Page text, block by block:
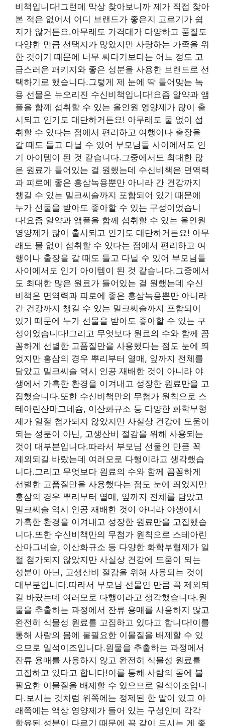
비책입니다!그런데 막상 찾아보니까 제가 직접 찾아
본 적은 없어서 어디 브랜드가 좋은지 고르기가 쉽
지가 않거든요.아무래도 가격대가 다양하고 품질도
다양한 만큼 선택지가 많았지만 사랑하는 가족을 위
한 것이기 때문에 너무 싸다기보다는 어느 정도 고
급스러운 패키지와 좋은 성분을 사용한 브랜드로 선
택하기로 했습니다.그렇게 제 눈에 딱 들어맞는 녹
용 선물은 뉴오리진 수신비책입니다!요즘 알약과 앰
플을 함께 섭취할 수 있는 올인원 영양제가 많이 출
시되고 인기도 대단하거든요! 아무래도 물 없이 섭
취할 수 있다는 점에서 편리하고 여행이나 출장을
갈 때도 들고 다닐 수 있어 부모님들 사이에서도 인
기 아이템이 된 것 같습니다.그중에서도 최대한 많
은 원료가 들어있는 걸 원했는데 수신비책은 면역력
과 피로에 좋은 홍삼녹용뿐만 아니라 간 건강까지
챙길 수 있는 밀크씨슬까지 포함되어 있기 때문에
누가 선물을 받아도 좋아할 수 있는 구성이었습니
다!요즘 알약과 앰플을 함께 섭취할 수 있는 올인원
영양제가 많이 출시되고 인기도 대단하거든요! 아무
래도 물 없이 섭취할 수 있다는 점에서 편리하고 여
행이나 출장을 갈 때도 들고 다닐 수 있어 부모님들
사이에서도 인기 아이템이 된 것 같습니다.그중에서
도 최대한 많은 원료가 들어있는 걸 원했는데 수신
비책은 면역력과 피로에 좋은 홍삼녹용뿐만 아니라
간 건강까지 챙길 수 있는 밀크씨슬까지 포함되어
있기 때문에 누가 선물을 받아도 좋아할 수 있는 구
성이었습니다!그리고 무엇보다 원료의 수와 함께 꼼
꼼하게 선별한 고품질만을 사용했다는 점도 눈에 띄
었지만 홍삼의 경우 뿌리부터 열매, 잎까지 전체를
담았고 밀크씨슬 역시 인공 재배한 것이 아니라 야
생에서 가혹한 환경을 이겨내고 성장한 원료만을 고
집했습니다.또한 수신비책만의 무첨가 원칙으로 스
테아린산마그네슘, 이산화규소 등 다양한 화학부형
제가 일절 첨가되지 않았지만 사실상 건강에 도움이
되는 성분이 아닌, 고생산비 절감을 위해 사용되는
것이 대부분입니다.따라서 부모님 선물인 만큼 꼭
제외되길 바랐는데 여러모로 다행이라고 생각했습
니다.그리고 무엇보다 원료의 수와 함께 꼼꼼하게
선별한 고품질만을 사용했다는 점도 눈에 띄었지만
홍삼의 경우 뿌리부터 열매, 잎까지 전체를 담았고
밀크씨슬 역시 인공 재배한 것이 아니라 야생에서
가혹한 환경을 이겨내고 성장한 원료만을 고집했습
니다.또한 수신비책만의 무첨가 원칙으로 스테아린
산마그네슘, 이산화규소 등 다양한 화학부형제가 일
절 첨가되지 않았지만 사실상 건강에 도움이 되는
성분이 아닌, 고생산비 절감을 위해 사용되는 것이
대부분입니다.따라서 부모님 선물인 만큼 꼭 제외되
길 바랐는데 여러모로 다행이라고 생각했습니다.원
물을 추출하는 과정에서 잔류 용매를 사용하지 않고
완전히 식물성 원료를 고집하고 있다고 합니다!이를
통해 사람의 몸에 불필요한 이물질을 배제할 수 있
으므로 일석이조입니다.원물을 추출하는 과정에서
잔류 용매를 사용하지 않고 완전히 식물성 원료를
고집하고 있다고 합니다!이를 통해 사람의 몸에 불
필요한 이물질을 배제할 수 있으므로 일석이조입니
다.보시는 것처럼 위쪽에는 정제된 한 알이 있고 아
래쪽에는 액상 영양제가 들어 있는 구성인데 각각
함유된 성분이 다르기 때문에 꼭 같이 드시는 게 좋